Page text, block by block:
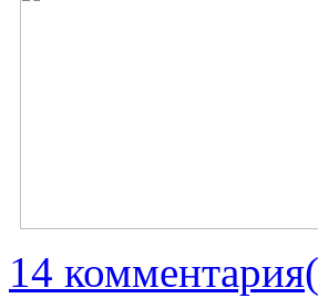
14